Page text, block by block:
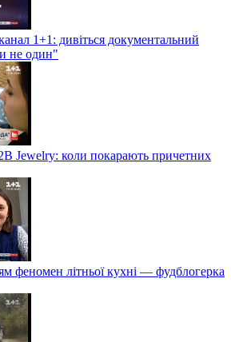
1+1: дивіться документальний
не один"
Jewelry: коли покарають причетних
феномен літньої кухні — фудблогерка